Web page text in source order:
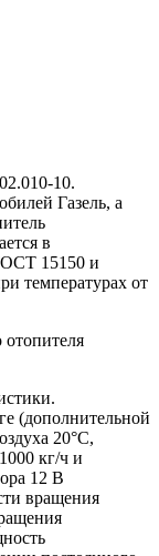
10.
Газель, а
в
15150 и
температурах от
(дополнительной
20°С,
кг/ч и
12 В
вращения